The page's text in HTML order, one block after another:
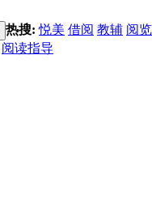
热搜:悦美 借阅 教辅 阅览
阅读指导